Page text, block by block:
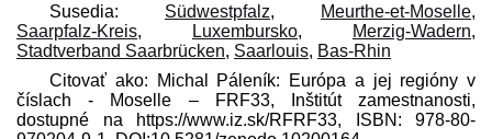
Susedia: Südwestpfalz, Meurthe-et-Moselle,
Saarpfalz-Kreis, Luxembursko, Merzig-Wadern,
Stadtverband Saarbrücken, Saarlouis, Bas-Rhin
Citovať ako: Michal Páleník: Európa a jej regióny v
číslach - Moselle – FRF33, Inštitút zamestnanosti,
dostupné na https://www.iz.sk/​RFRF33, ISBN: 978-80-